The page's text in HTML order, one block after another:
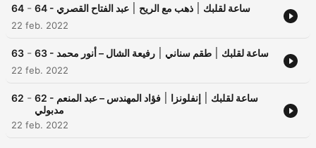
64 - 64 - ساعة لقلبك ׀ ذهب مع الريح ׀ عبد الفتاح القصري
22 feb. 2022
63 - 63 - ساعة لقلبك ׀ طقم سناني ׀ رفيعة الشال – أنور محمد
22 feb. 2022
62 - 62 - ساعة لقلبك ׀ إنفلونزا ׀ فؤاد المهندس – عبد المنعم
مدبولي
22 feb. 2022